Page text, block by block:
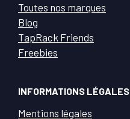
Toutes nos marques
Blog
TapRack Friends
Freebies
INFORMATIONS LÉGALES
Mentions légales